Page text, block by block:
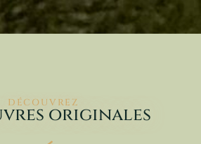
DÉCOUVREZ
originales